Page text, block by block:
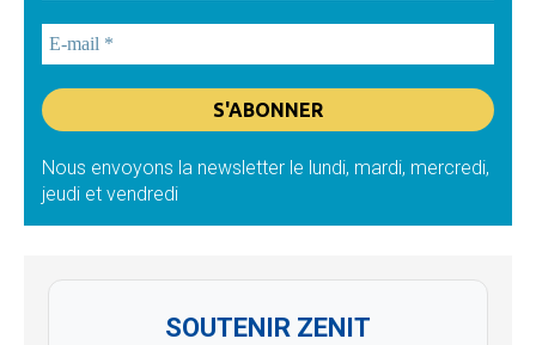
Nous envoyons la newsletter le lundi, mardi, mercredi,
jeudi et vendredi
SOUTENIR ZENIT